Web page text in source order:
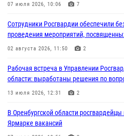
жизненной ситуации (ВИДЕО)
26 июля 2026, 14:45 1
образовательных учреждений к
24 июля 2026, 12:25 1
проведён рейд по строительным
23 июля 2026, 10:47
07 июля 2026, 10:06 7
Сотрудники Росгвардии обеспечили
проведения мероприятий,
02 августа 2026, 11:50 2
Рабочая встреча в Управлении
области: выработаны решения по
13 июля 2026, 12:31 2
В Оренбургской области
Ярмарке вакансий